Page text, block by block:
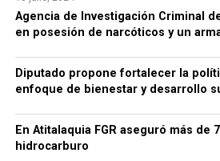
Agencia de Investigación Criminal
en posesión de narcóticos y un
Diputado propone fortalecer la
enfoque de bienestar y desarrollo
En Atitalaquia FGR aseguró más de
hidrocarburo